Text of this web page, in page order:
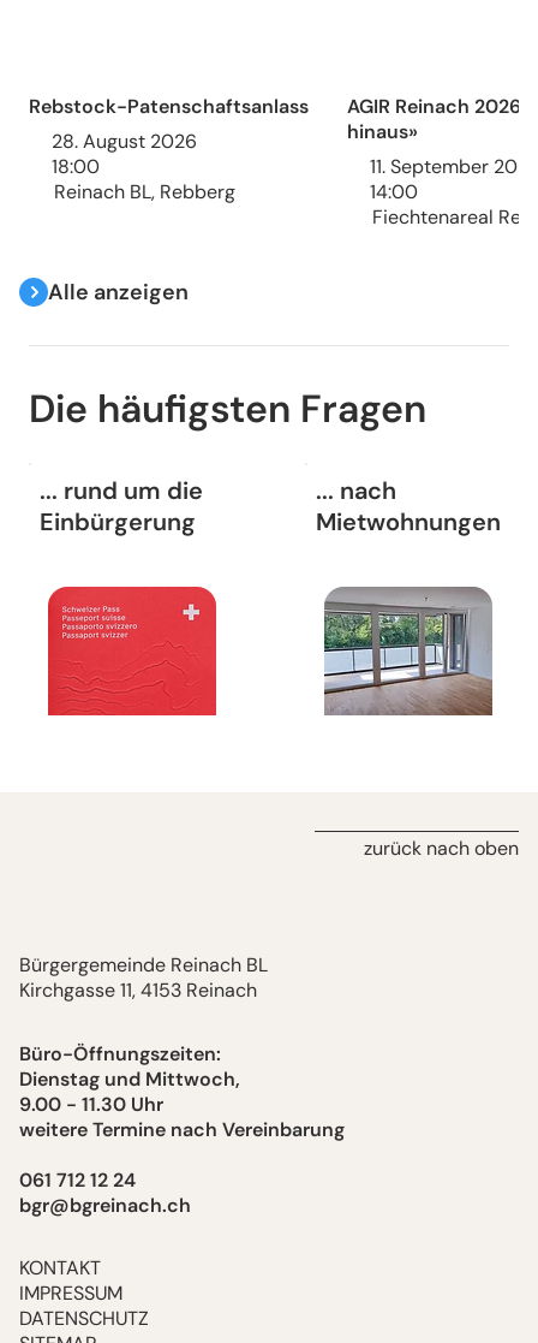
Rebstock-Patenschaftsanlass
28. August 2026
18:00
Reinach BL, Rebberg
AGIR Reinach 2026
hinaus»
11. September
14:00
Fiechtenareal
Alle anzeigen
... rund um die
Einbürgerung
... nach
Mietwohnungen
Die häufigsten Fragen
Bürgergemeinde Reinach BL
Kirchgasse 11, 4153 Reinach
Büro-Öffnungszeiten:
Dienstag und Mittwoch,
9.00 - 11.30 Uhr
weitere Termine nach Vereinbarung
061 712 12 24
bgr@bgreinach.ch
KONTAKT
IMPRESSUM
DATENSCHUTZ
zurück nach oben